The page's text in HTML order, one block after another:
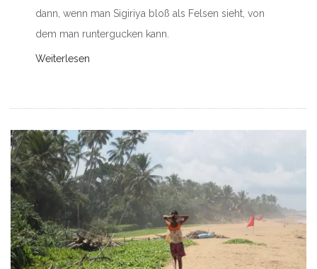
dann, wenn man Sigiriya bloß als Felsen sieht, von
dem man runtergucken kann.
Weiterlesen